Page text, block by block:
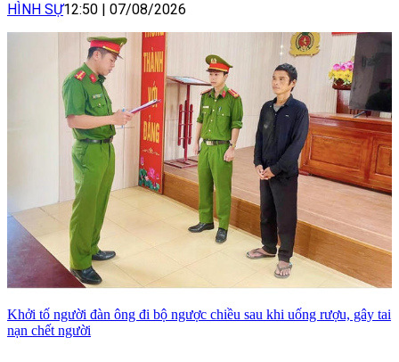
HÌNH SỰ12:50 | 07/08/2026
Khởi tố người đàn ông đi bộ ngược chiều sau khi uống rượu, gây tai
nạn chết người